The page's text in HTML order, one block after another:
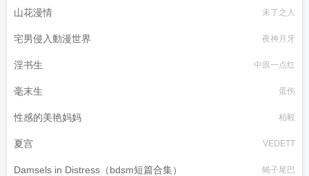
山花漫情 未了之人
宅男侵入動漫世界 夜神月牙
淫书生 中原一点红
毫末生 蛋伤
性感的美艳妈妈 柏毅
夏宫 VEDETT
Damsels in Distress（bdsm短篇合集） 蝎子尾巴